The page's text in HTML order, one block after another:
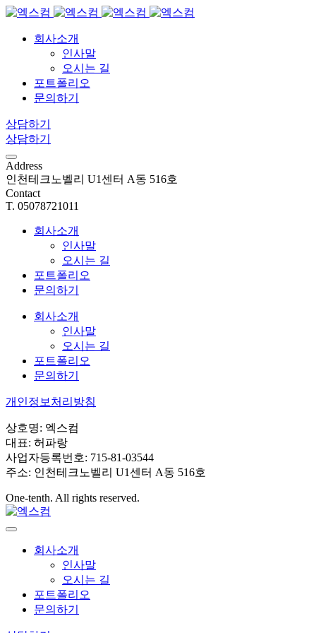
회사소개
인사말
오시는 길
포트폴리오
문의하기
상담하기
상담하기
Address
인천테크노벨리 U1센터 A동 516호
Contact
T. 05078721011
회사소개
인사말
오시는 길
포트폴리오
문의하기
회사소개
인사말
오시는 길
포트폴리오
문의하기
개인정보처리방침
상호명: 엑스컴
대표: 허파랑
사업자등록번호: 715-81-03544
주소: 인천테크노벨리 U1센터 A동 516호
One-tenth. All rights reserved.
회사소개
인사말
오시는 길
포트폴리오
문의하기